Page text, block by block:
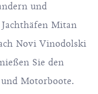
und
Jachthäfen Mitan
Novi Vinodolski
Sie den
Motorboote.